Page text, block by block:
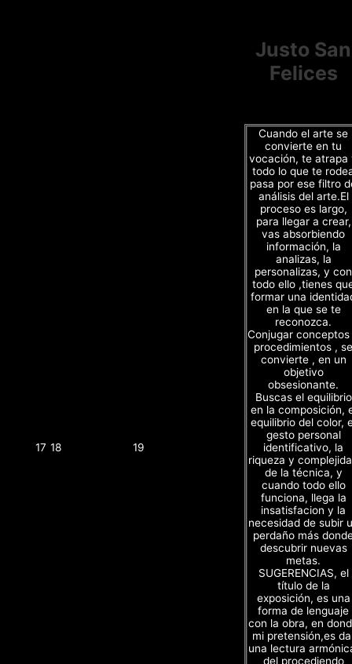
17 18 19
Justo San
Felices
Cuando el arte se
convierte en tu
vocación, te atrapa
todo lo que te
pasa por ese filtro
análisis del arte.El
proceso es largo,
para llegar a crear,
vas absorbiendo
información, la
analizas, la
personalizas, y con
todo ello ,tienes
formar una
en la que se te
reconozca.
Conjugar
procedimientos , se
convierte , en un
objetivo
obsesionante.
Buscas el equilibrio
en la composición,
equilibrio del color,
gesto personal
identificativo, la
riqueza y
de la técnica, y
cuando todo ello
funciona, llega la
insatisfacion y la
necesidad de subir
perdaño más
descubrir nuevas
metas.
SUGERENCIAS, el
título de la
exposición, es una
forma de lenguaje
con la obra, en
mi pretensión,es
una lectura
del procediendo